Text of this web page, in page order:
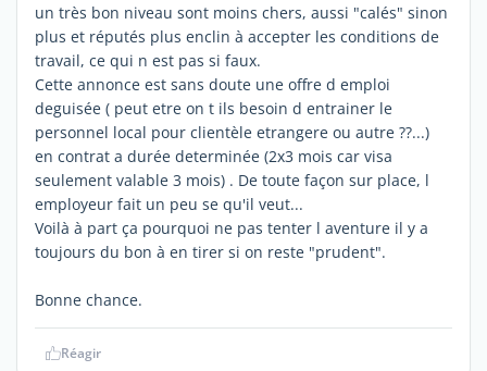
un très bon niveau sont moins chers, aussi "calés" sinon
plus et réputés plus enclin à accepter les conditions de
travail, ce qui n est pas si faux.
Cette annonce est sans doute une offre d emploi
deguisée ( peut etre on t ils besoin d entrainer le
personnel local pour clientèle etrangere ou autre ??...)
en contrat a durée determinée (2x3 mois car visa
seulement valable 3 mois) . De toute façon sur place, l
employeur fait un peu se qu'il veut...
Voilà à part ça pourquoi ne pas tenter l aventure il y a
toujours du bon à en tirer si on reste "prudent".
Bonne chance.
Réagir